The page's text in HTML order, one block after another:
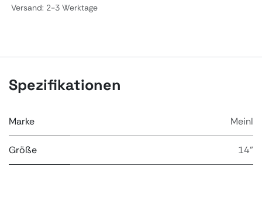
Versand: 2-3 Werktage
Spezifikationen
Marke Meinl
Größe 14"